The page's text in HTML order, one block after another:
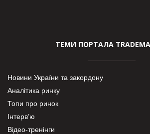
ТЕМИ ПОРТАЛА
Новини України та закордону
Аналітика ринку
Топи про ринок
Інтерв’ю
Відео-тренінги